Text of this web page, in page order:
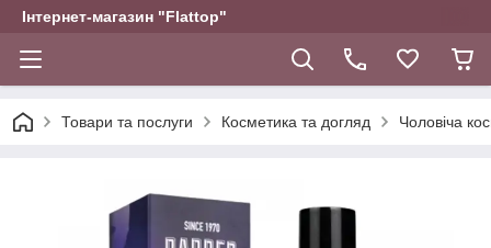
Інтернет-магазин "Flattop"
Товари та послуги Косметика та догляд Чоловіча